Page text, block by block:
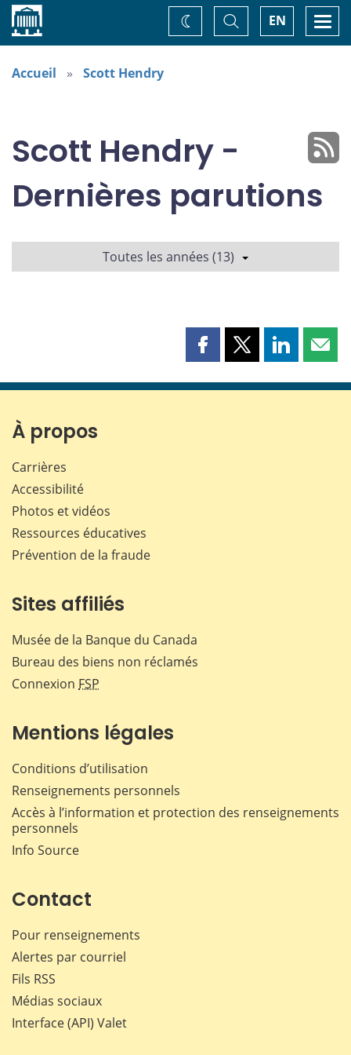
Accueil EN
Basculer
la
recherche
Changez
de
Accueil Scott Hendry
Scott Hendry -
Dernières parutions
Toutes les années (13)
Partager
page
Partager
page
Partager
page page
À propos
Carrières
Accessibilité
Photos et vidéos
Ressources éducatives
Prévention de la fraude
Sites affiliés
Musée de la Banque du Canada
Bureau des biens non réclamés
Connexion FSP
Mentions légales
Conditions d’utilisation
Renseignements personnels
Accès à l’information et protection des renseignements
personnels
Info Source
Contact
Pour renseignements
Alertes par courriel
Fils RSS
Médias sociaux
Interface (API) Valet